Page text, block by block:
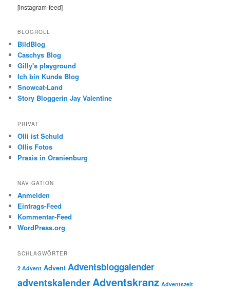
[instagram-feed]
BLOGROLL
BildBlog
Caschys Blog
Gilly's playground
Ich bin Kunde Blog
Snowcat-Land
Story Bloggerin Jay Valentine
PRIVAT
Olli ist Schuld
Ollis Fotos
Praxis in Oranienburg
NAVIGATION
Anmelden
Eintrags-Feed
Kommentar-Feed
WordPress.org
SCHLAGWÖRTER
2 Advent Advent Adventsbloggalender
adventskalenderAdventskranz Adventszeit